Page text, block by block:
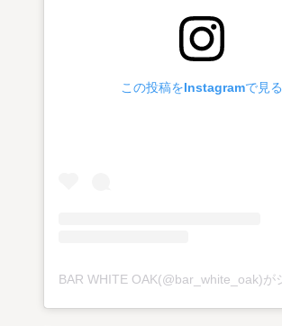
この投稿をInstagramで見る